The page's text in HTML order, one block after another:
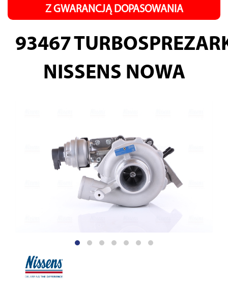
Z GWARANCJĄ DOPASOWANIA
93467
NISSENS NOWA